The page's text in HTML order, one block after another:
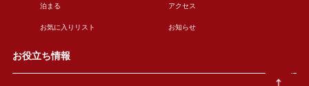
泊まる アクセス
お気に入りリスト お知らせ
お役立ち情報